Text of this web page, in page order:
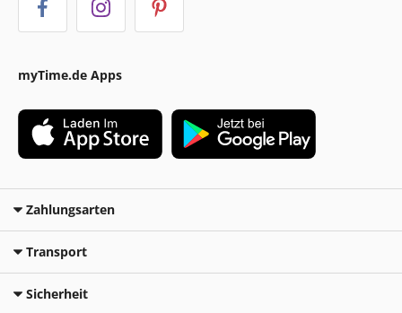
myTime.de Apps
Zahlungsarten
Transport
Sicherheit